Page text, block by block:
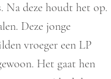
deze houdt het op.
Deze jonge
vroeger een LP
Het gaat hen